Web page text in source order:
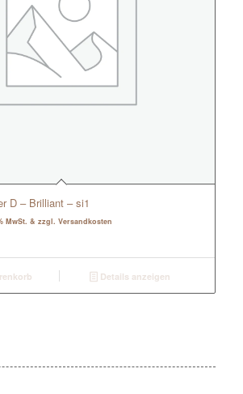
D – Brilliant – si1
MwSt. & zzgl. Versandkosten
Details anzeigen